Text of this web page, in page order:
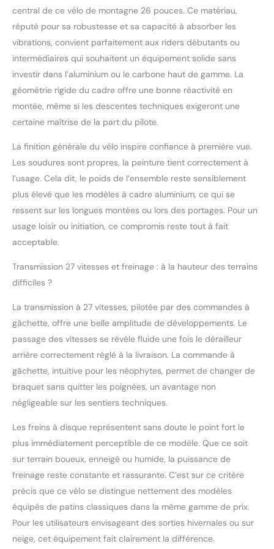
confortable épaissie et
élargie peut être
votre taille.Le système
de freinage adopte un
système de freinage à
double disque.L'avant
de freins à disque
mécaniques pour
de conduite.Hauteur
applicable : 26 pouces,
hauteur appropriée : 5,7
pieds -6,4 pieds (175-
195 cm) CONCEPTION
DE PNEU ÉLARGIE:
Largeur jusqu'à 13 cm,
résistance à l'usure 5
ordinaires, forte
adhérence,
antidérapant, conquérir
tous les sentiers tout-
terrain et routes
urbaines.La conduite à
grande vitesse est plus
facile. UTILISATION
PRÉVUE : Ce modèle est
un excellent choix pour
préfèrent le design
classique et la durabilité
du cadre semi-
rigide.Vélo de montagne
de 26 pouces avec
vitesses 7/21/24/27/30
facilitant la montée,
central de ce vélo de montagne 26 pouces. Ce matériau,
réputé pour sa robustesse et sa capacité à absorber les
vibrations, convient parfaitement aux riders débutants ou
intermédiaires qui souhaitent un équipement solide sans
investir dans l’aluminium ou le carbone haut de gamme. La
géométrie rigide du cadre offre une bonne réactivité en
montée, même si les descentes techniques exigeront une
certaine maîtrise de la part du pilote.
La finition générale du vélo inspire confiance à première vue.
Les soudures sont propres, la peinture tient correctement à
l’usage. Cela dit, le poids de l’ensemble reste sensiblement
plus élevé que les modèles à cadre aluminium, ce qui se
ressent sur les longues montées ou lors des portages. Pour un
usage loisir ou initiation, ce compromis reste tout à fait
acceptable.
Transmission 27 vitesses et freinage : à la hauteur des terrains
difficiles ?
La transmission à 27 vitesses, pilotée par des commandes à
gâchette, offre une belle amplitude de développements. Le
passage des vitesses se révèle fluide une fois le dérailleur
arrière correctement réglé à la livraison. La commande à
gâchette, intuitive pour les néophytes, permet de changer de
braquet sans quitter les poignées, un avantage non
négligeable sur les sentiers techniques.
Les freins à disque représentent sans doute le point fort le
plus immédiatement perceptible de ce modèle. Que ce soit
sur terrain boueux, enneigé ou humide, la puissance de
freinage reste constante et rassurante. C’est sur ce critère
précis que ce vélo se distingue nettement des modèles
équipés de patins classiques dans la même gamme de prix.
Pour les utilisateurs envisageant des sorties hivernales ou sur
neige, cet équipement fait clairement la différence.